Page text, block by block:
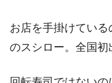
お店を手掛けてい
のスシロー。全国初